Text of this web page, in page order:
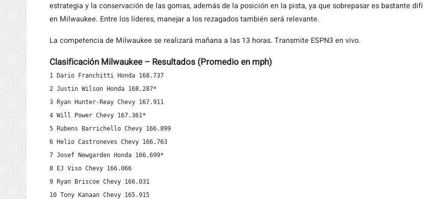
estrategia y la conservación de las gomas, además de la posición en la pista, ya que sobrepasar es bastante
en Milwaukee. Entre los líderes, manejar a los rezagados también será relevante.
La competencia de Milwaukee se realizará mañana a las 13 horas. Transmite ESPN3 en vivo.
Clasificación Milwaukee – Resultados (Promedio en mph)
1 Dario Franchitti Honda 168.737
2 Justin Wilson Honda 168.287*
3 Ryan Hunter-Reay Chevy 167.911
4 Will Power Chevy 167.361*
5 Rubens Barrichello Chevy 166.899
6 Helio Castroneves Chevy 166.763
7 Josef Newgarden Honda 166.699*
8 EJ Viso Chevy 166.066
9 Ryan Briscoe Chevy 166.031
10 Tony Kanaan Chevy 165.915